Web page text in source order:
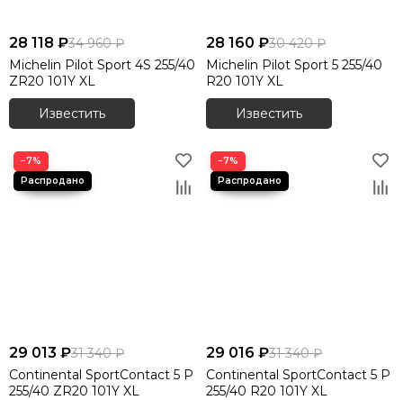
28 118 ₽34 960 ₽
Michelin Pilot Sport 4S 255/40
ZR20 101Y XL
Известить
28 160 ₽30 420 ₽
Michelin Pilot Sport 5 255/40
R20 101Y XL
Известить
−7%
29 013 ₽31 340 ₽
Continental SportContact 5 P
255/40 ZR20 101Y XL
−7%
29 016 ₽31 340 ₽
Continental SportContact 5 P
255/40 R20 101Y XL